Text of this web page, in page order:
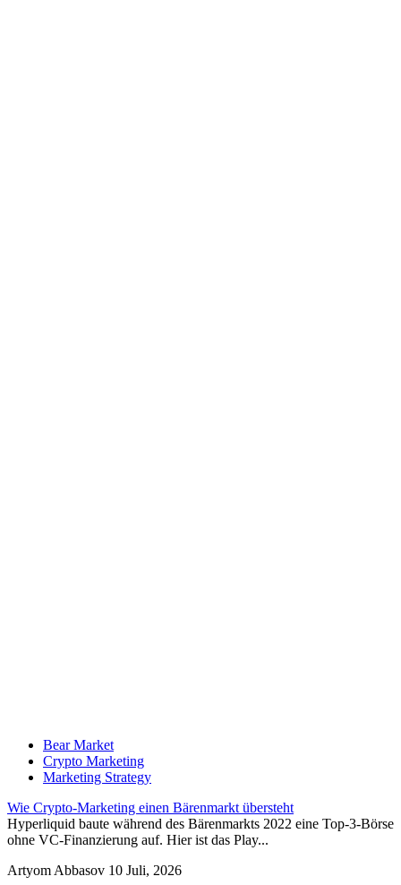
Bear Market
Crypto Marketing
Marketing Strategy
Wie Crypto-Marketing einen Bärenmarkt übersteht
Hyperliquid baute während des Bärenmarkts 2022 eine Top-3-Börse
ohne VC-Finanzierung auf. Hier ist das Play...
Artyom Abbasov 10 Juli, 2026